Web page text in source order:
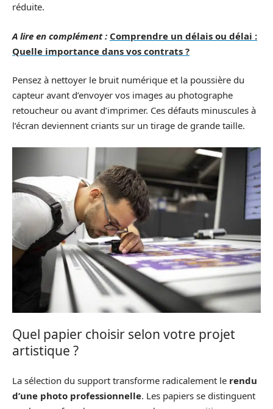
réduite.
A lire en complément : Comprendre un délais ou délai :
Quelle importance dans vos contrats ?
Pensez à nettoyer le bruit numérique et la poussière du
capteur avant d’envoyer vos images au photographe
retoucheur ou avant d’imprimer. Ces défauts minuscules à
l’écran deviennent criants sur un tirage de grande taille.
Quel papier choisir selon votre projet
artistique ?
La sélection du support transforme radicalement le rendu
d’une photo professionnelle. Les papiers se distinguent